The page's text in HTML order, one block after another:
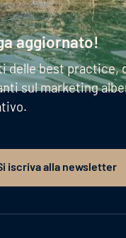
aggiornato!
delle best practice,
sul marketing
alla newsletter
iscriva alla newsletter